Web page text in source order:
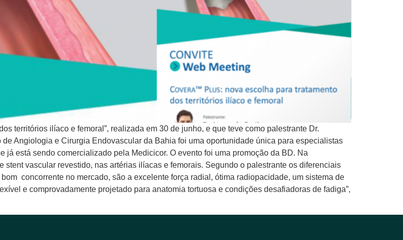
territórios ilíaco e femoral”, realizada em 30 de junho, e que teve como palestrante Dr.
Angiologia e Cirurgia Endovascular da Bahia foi uma oportunidade única para especialistas
está sendo comercializado pela Medicicor. O evento foi uma promoção da BD. Na
vascular revestido, nas artérias ilíacas e femorais. Segundo o palestrante os diferenciais
concorrente no mercado, são a excelente força radial, ótima radiopacidade, um sistema de
e comprovadamente projetado para anatomia tortuosa e condições desafiadoras de fadiga”,